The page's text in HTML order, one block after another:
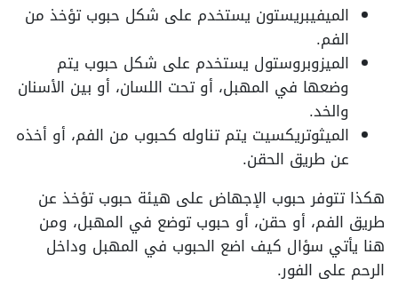
الميفيبريستون يستخدم على شكل حبوب تؤخذ من
الفم.
الميزوبروستول يستخدم على شكل حبوب يتم
وضعها في المهبل، أو تحت اللسان، أو بين الأسنان
والخد.
الميثوتريكسيت يتم تناوله كحبوب من الفم، أو أخذه
عن طريق الحقن.
هكذا تتوفر حبوب الإجهاض على هيئة حبوب تؤخذ عن
طريق الفم، أو حقن، أو حبوب توضع في المهبل، ومن
هنا يأتي سؤال كيف اضع الحبوب في المهبل وداخل
الرحم على الفور.